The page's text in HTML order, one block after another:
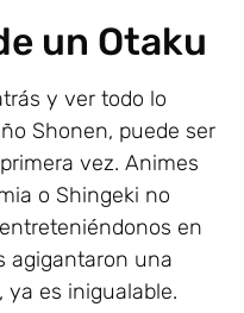
un Otaku
y ver todo lo
Shonen, puede ser
vez. Animes
o Shingeki no
en
agigantaron una
ya es inigualable.